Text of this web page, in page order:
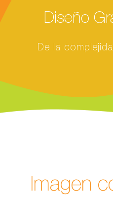
Diseño
De la
Imagen